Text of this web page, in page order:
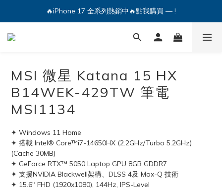
🔥iPhone 17 全系列熱銷中🔥點我購買 — !
💕加入Q哥 Line 新好友領優惠券！🎫
MSI 微星 Katana 15 HX
B14WEK-429TW 筆電
MSI1134
✦ Windows 11 Home
✦ 搭載 Intel® Core™i7-14650HX (2.2GHz/Turbo 5.2GHz)
(Cache 30MB)
✦ GeForce RTX™ 5050 Laptop GPU 8GB GDDR7
✦ 支援NVIDIA Blackwell架構、DLSS 4及 Max-Q 技術
✦ 15.6" FHD (1920x1080), 144Hz, IPS-Level